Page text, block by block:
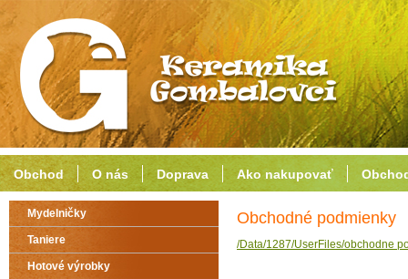
Obchodné podmienky
/Data/1287/UserFiles/obchodne
Mydelničky
Taniere
Hotové výrobky
Obchod O nás Doprava Ako nakupovať